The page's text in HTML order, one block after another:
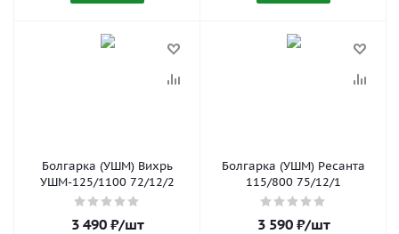
Болгарка (УШМ) Вихрь
УШМ-125/1100 72/12/2
3 490₽/шт
Болгарка (УШМ) Ресанта
115/800 75/12/1
3 590₽/шт